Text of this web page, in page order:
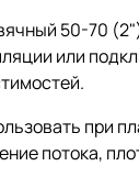
50-70
или
при
потока,